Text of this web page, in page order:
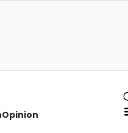
Opinion